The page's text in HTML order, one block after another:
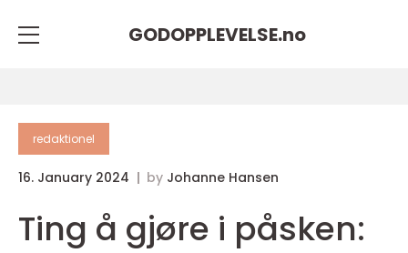
GODOPPLEVELSE.no
redaktionel
16. January 2024 by Johanne Hansen
Ting å gjøre i påsken: